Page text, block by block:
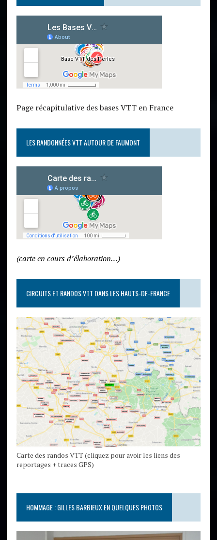
Page récapitulative des bases VTT en France
LES RANDONNÉES VTT AUTOUR DE FAUMONT
(carte en cours d’élaboration…)
CIRCUITS ET RANDOS VTT DANS LES HAUTS-DE-FRANCE
Carte des randos VTT (cliquez pour avoir les liens des
reportages + traces GPS)
HOMMAGE : GILLES BARBIEUX EN QUELQUES PHOTOS